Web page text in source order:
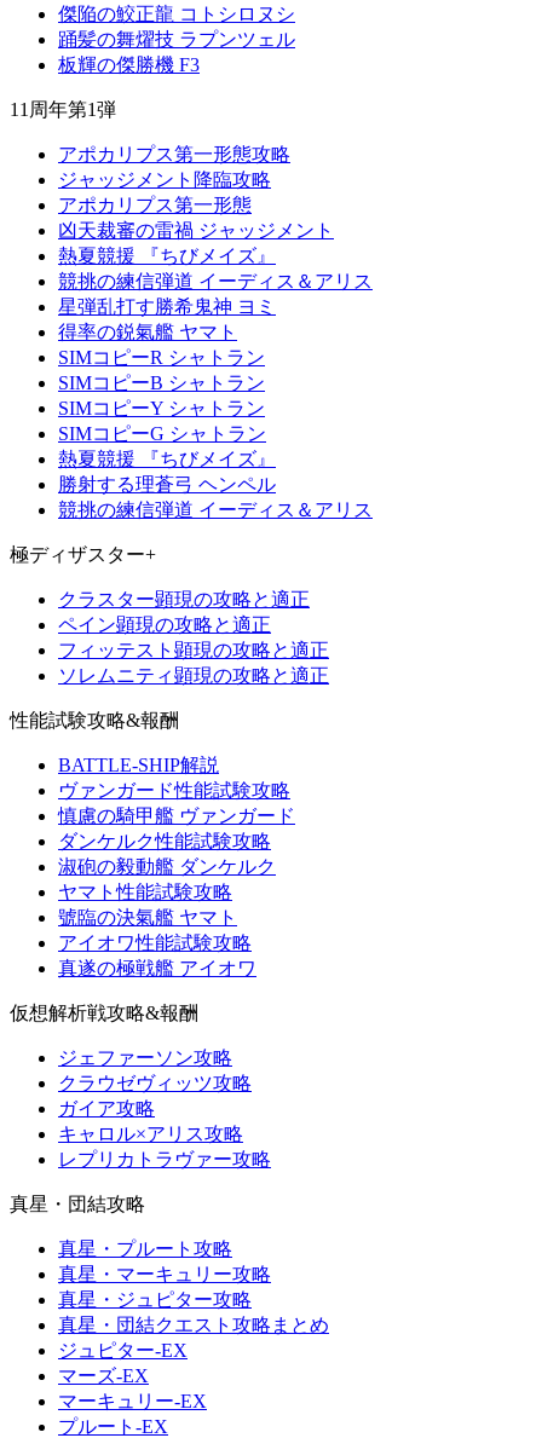
傑陥の鮫正龍 コトシロヌシ
踊髪の舞燿技 ラプンツェル
板輝の傑勝機 F3
11周年第1弾
アポカリプス第一形態攻略
ジャッジメント降臨攻略
アポカリプス第一形態
凶天裁審の雷禍 ジャッジメント
熱夏競援 『ちびメイズ』
競挑の練信弾道 イーディス＆アリス
星弾乱打す勝希鬼神 ヨミ
得率の鋭氣艦 ヤマト
SIMコピーR シャトラン
SIMコピーB シャトラン
SIMコピーY シャトラン
SIMコピーG シャトラン
熱夏競援 『ちびメイズ』
勝射する理蒼弓 ヘンペル
競挑の練信弾道 イーディス＆アリス
極ディザスター+
クラスター顕現の攻略と適正
ペイン顕現の攻略と適正
フィッテスト顕現の攻略と適正
ソレムニティ顕現の攻略と適正
性能試験攻略&報酬
BATTLE-SHIP解説
ヴァンガード性能試験攻略
慎慮の騎甲艦 ヴァンガード
ダンケルク性能試験攻略
淑砲の毅動艦 ダンケルク
ヤマト性能試験攻略
號臨の決氣艦 ヤマト
アイオワ性能試験攻略
真遂の極戦艦 アイオワ
仮想解析戦攻略&報酬
ジェファーソン攻略
クラウゼヴィッツ攻略
ガイア攻略
キャロル×アリス攻略
レプリカトラヴァー攻略
真星・団結攻略
真星・プルート攻略
真星・マーキュリー攻略
真星・ジュピター攻略
真星・団結クエスト攻略まとめ
ジュピター-EX
マーズ-EX
マーキュリー-EX
プルート-EX